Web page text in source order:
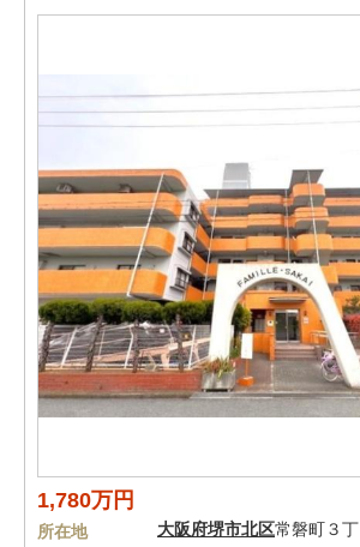
1,780万円
所在地 大阪府堺市北区常磐町３丁